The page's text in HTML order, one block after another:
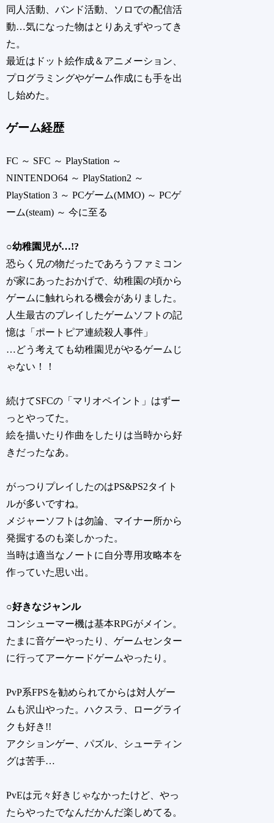
同人活動、バンド活動、ソロでの配信活
動…気になった物はとりあえずやってき
た。
最近はドット絵作成＆アニメーション、
プログラミングやゲーム作成にも手を出
し始めた。
ゲーム経歴
FC ～ SFC ～ PlayStation ～
NINTENDO64 ～ PlayStation2 ～
PlayStation 3 ～ PCゲーム(MMO) ～ PCゲ
ーム(steam) ～ 今に至る
○幼稚園児が…!?
恐らく兄の物だったであろうファミコン
が家にあったおかげで、幼稚園の頃から
ゲームに触れられる機会がありました。
人生最古のプレイしたゲームソフトの記
憶は「ポートピア連続殺人事件」
…どう考えても幼稚園児がやるゲームじ
ゃない！！
続けてSFCの「マリオペイント」はずー
っとやってた。
絵を描いたり作曲をしたりは当時から好
きだったなあ。
がっつりプレイしたのはPS&PS2タイト
ルが多いですね。
メジャーソフトは勿論、マイナー所から
発掘するのも楽しかった。
当時は適当なノートに自分専用攻略本を
作っていた思い出。
○好きなジャンル
コンシューマー機は基本RPGがメイン。
たまに音ゲーやったり、ゲームセンター
に行ってアーケードゲームやったり。
PvP系FPSを勧められてからは対人ゲー
ムも沢山やった。ハクスラ、ローグライ
クも好き!!
アクションゲー、パズル、シューティン
グは苦手…
PvEは元々好きじゃなかったけど、やっ
たらやったでなんだかんだ楽しめてる。